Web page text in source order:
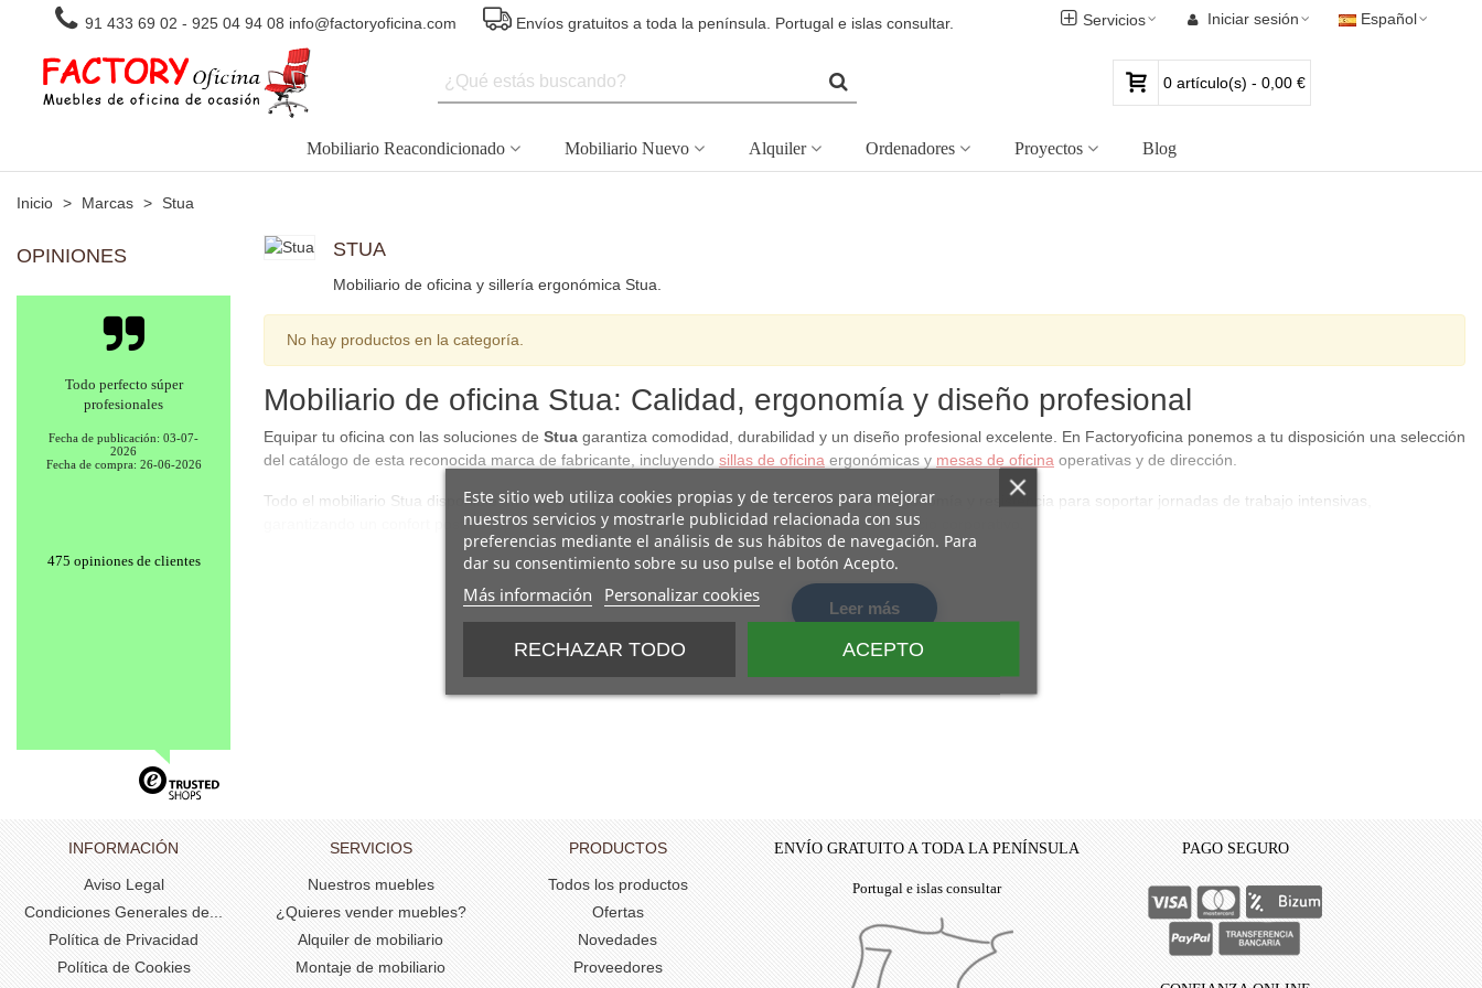
91 433 69 02 - 925 04 94 08 info@factoryoficina.com Envíos gratuitos a toda la península. Portugal e islas consultar. Servicios Iniciar sesión Español
0 artículo(s) - 0,00 €
Este sitio web utiliza cookies propias y de terceros para mejorar
nuestros servicios y mostrarle publicidad relacionada con sus
preferencias mediante el análisis de sus hábitos de navegación. Para
dar su consentimiento sobre su uso pulse el botón Acepto.
Más información Personalizar cookies
RECHAZAR TODO ACEPTO
Mobiliario Reacondicionado Mobiliario Nuevo Alquiler Ordenadores Proyectos Blog
Inicio > Marcas > Stua
OPINIONES
Todo perfecto súper
profesionales
Fecha de publicación: 03-07-
2026
Fecha de compra: 26-06-2026
475 opiniones de clientes
STUA
Mobiliario de oficina y sillería ergonómica Stua.
No hay productos en la categoría.
Mobiliario de oficina Stua: Calidad, ergonomía y diseño profesional
Equipar tu oficina con las soluciones de Stua garantiza comodidad, durabilidad y un diseño profesional excelente. En Factoryoficina ponemos a tu disposición una selección
del catálogo de esta reconocida marca de fabricante, incluyendo sillas de oficina ergonómicas y mesas de oficina operativas y de dirección.
Todo el mobiliario Stua disponible en nuestra tienda responde a rigurosos estándares de ergonomía y resistencia para soportar jornadas de trabajo intensivas,
garantizando un confort postural óptimo y el mejor acabado estético para tu despacho o espacio corporativo.
Leer más
INFORMACIÓN
Aviso Legal
Condiciones Generales de...
Política de Privacidad
Política de Cookies
SERVICIOS
Nuestros muebles
¿Quieres vender muebles?
Alquiler de mobiliario
Montaje de mobiliario
PRODUCTOS
Todos los productos
Ofertas
Novedades
Proveedores
ENVÍO GRATUITO A TODA LA PENÍNSULA
Portugal e islas consultar
PAGO SEGURO